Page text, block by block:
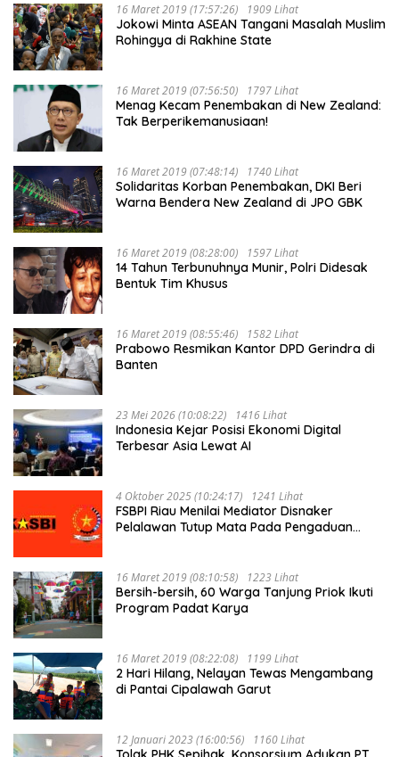
16 Maret 2019 (17:57:26) 1909 Lihat
Jokowi Minta ASEAN Tangani Masalah Muslim
Rohingya di Rakhine State
16 Maret 2019 (07:56:50) 1797 Lihat
Menag Kecam Penembakan di New Zealand:
Tak Berperikemanusiaan!
16 Maret 2019 (07:48:14) 1740 Lihat
Solidaritas Korban Penembakan, DKI Beri
Warna Bendera New Zealand di JPO GBK
16 Maret 2019 (08:28:00) 1597 Lihat
14 Tahun Terbunuhnya Munir, Polri Didesak
Bentuk Tim Khusus
16 Maret 2019 (08:55:46) 1582 Lihat
Prabowo Resmikan Kantor DPD Gerindra di
Banten
23 Mei 2026 (10:08:22) 1416 Lihat
Indonesia Kejar Posisi Ekonomi Digital
Terbesar Asia Lewat AI
4 Oktober 2025 (10:24:17) 1241 Lihat
FSBPI Riau Menilai Mediator Disnaker
Pelalawan Tutup Mata Pada Pengaduan
16 Maret 2019 (08:10:58) 1223 Lihat
Bersih-bersih, 60 Warga Tanjung Priok Ikuti
Program Padat Karya
16 Maret 2019 (08:22:08) 1199 Lihat
2 Hari Hilang, Nelayan Tewas Mengambang
di Pantai Cipalawah Garut
12 Januari 2023 (16:00:56) 1160 Lihat